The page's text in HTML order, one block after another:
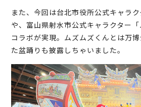
また、今回は台北市役所公式キャラ
や、富山県射水市公式キャラクター
コラボが実現。ムズムズくんとは万
た盆踊りも披露しちゃいました。